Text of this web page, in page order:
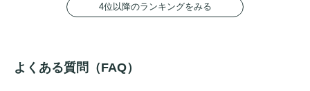
4位以降のランキングをみる
よくある質問（FAQ）